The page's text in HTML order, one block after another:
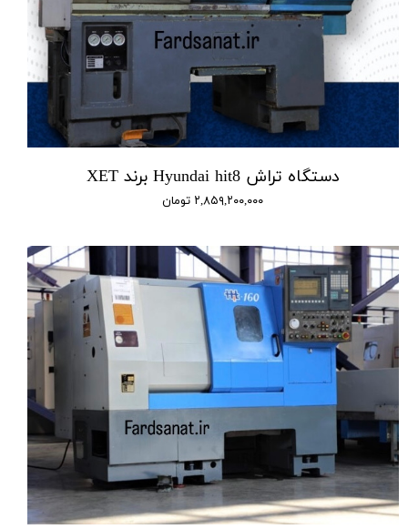
دستگاه تراش Hyundai hit8 برند XET
۲,۸۵۹,۲۰۰,۰۰۰ تومان